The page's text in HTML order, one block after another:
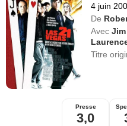
4 juin
De
Avec
Titre
Presse
3,0